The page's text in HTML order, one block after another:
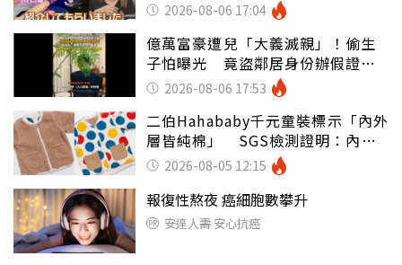
2026-08-06 17:04
億萬富豪遭兒「大義滅親」！偷生
子怕曝光 竟盜鄰居身份辦假證落
戶 2026-08-06 17:53
二伯Hahababy千元童裝標示「內外
層皆純棉」 SGS檢測證明：內裡
100%聚酯纖維
2026-08-05 12:15
報復性熬夜 癌細胞數攀升
安達人壽 安心抗癌